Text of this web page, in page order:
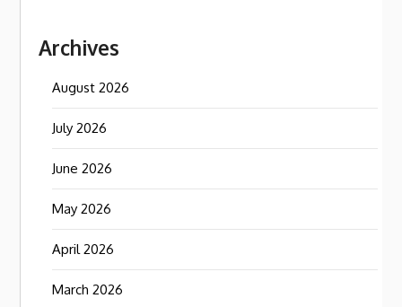
Archives
August 2026
July 2026
June 2026
May 2026
April 2026
March 2026